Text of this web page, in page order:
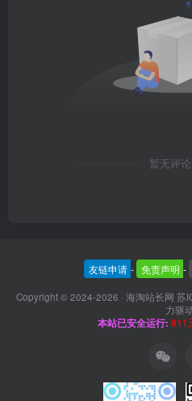
暂无评
友链申请 - 免责声明 -
Copyright © 2024-2026 · 海淘站长网 苏
力驱
本站已安全运行: 911